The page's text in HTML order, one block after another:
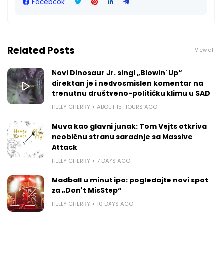
Facebook
Related Posts View all
Novi Dinosaur Jr. singl „Blowin' Up“
direktan je i nedvosmislen komentar na
trenutnu društveno-političku klimu u SAD
HELLY CHERRY ABOUT 15 HOURS AGO
Muva kao glavni junak: Tom Vejts otkriva
neobičnu stranu saradnje sa Massive
Attack
HELLY CHERRY 7 DAYS AGO
Madball u minut ipo: pogledajte novi spot
za „Don't MisStep“
HELLY CHERRY 10 DAYS AGO